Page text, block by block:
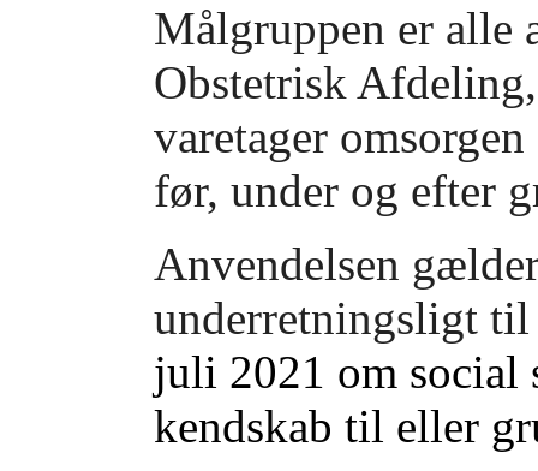
Målgruppen er alle
Obstetrisk
varetager
før, under og efter
Anvendelsen
underretningsligt
juli 2021 om social
kendskab til eller